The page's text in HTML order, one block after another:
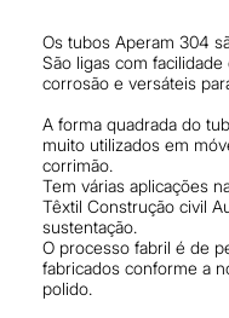
Os tubos Aperam 304
São ligas com
corrosão e versáteis
A forma quadrada do
muito utilizados em
corrimão.
Tem várias aplicações
Têxtil Construção civil
sustentação.
O processo fabril é de
fabricados conforme a
polido.